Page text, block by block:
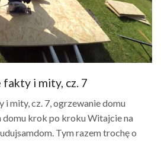
i mity, cz. 7
mity, cz. 7, ogrzewanie domu
krok po kroku Witajcie na
Tym razem trochę o